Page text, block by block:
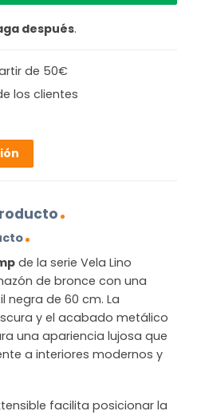
después.
de 50€
los clientes
de la serie Vela Lino
de bronce con una
negra de 60 cm. La
y el acabado metálico
una apariencia lujosa que
a interiores modernos y
facilita posicionar la